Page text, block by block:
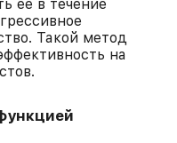
ее в течение
Такой метод
на